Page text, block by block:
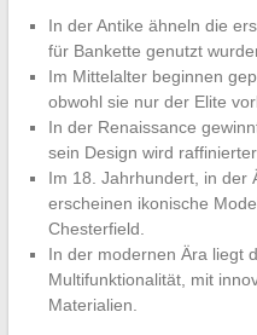
In der Antike ähneln die
für Bankette genutzt
Im Mittelalter beginnen
obwohl sie nur der Elite
In der Renaissance
sein Design wird
Im 18. Jahrhundert, in der
erscheinen ikonische
Chesterfield.
In der modernen Ära liegt
Multifunktionalität, mit
Materialien.